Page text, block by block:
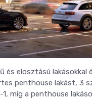
és elosztású
penthouse lakást, 3
míg a penthouse